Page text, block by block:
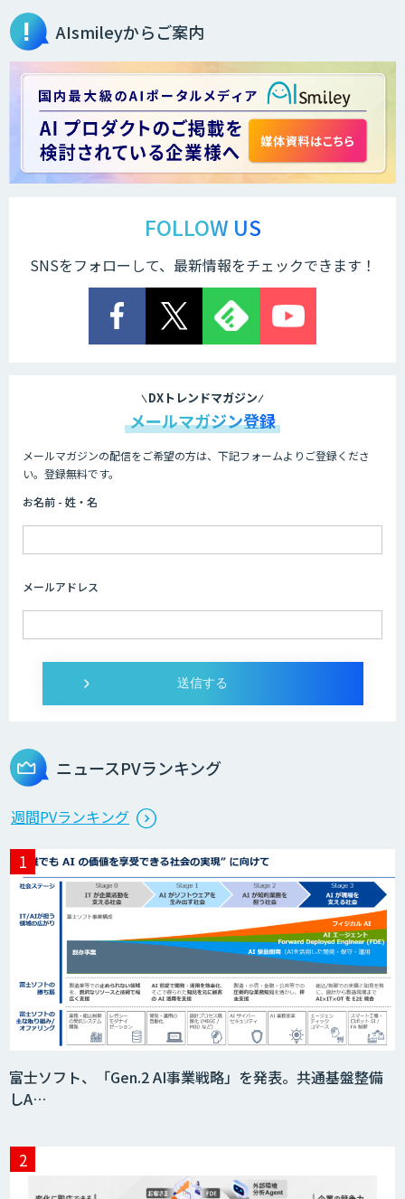
AIsmileyからご案内
FOLLOW US
SNSをフォローして、最新情報をチェックできます！
DXトレンドマガジン
メールマガジン登録
メールマガジンの配信をご希望の方は、下記フォームよりご登録くださ
い。登録無料です。
お名前 - 姓・名
メールアドレス
ニュースPVランキング
週間PVランキング
富士ソフト、「Gen.2 AI事業戦略」を発表。共通基盤整備
しA…